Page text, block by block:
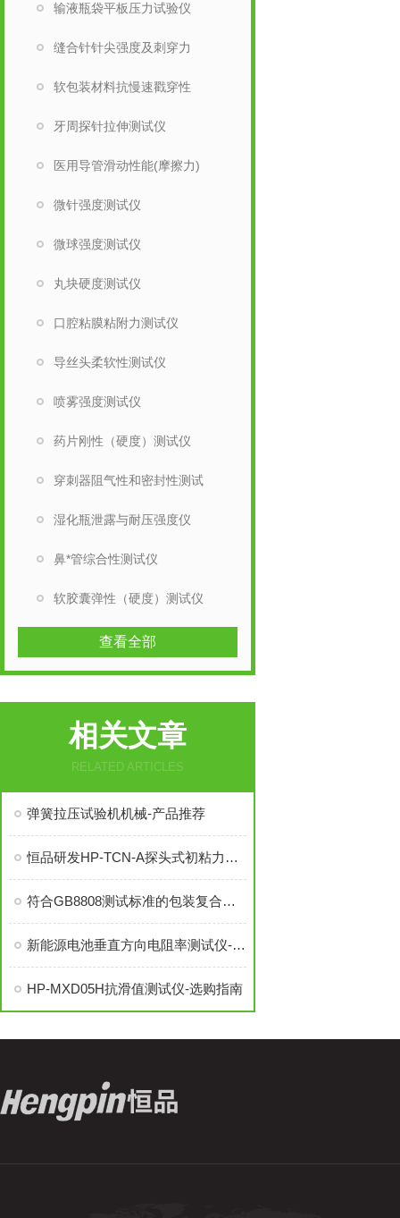
输液瓶袋平板压力试验仪
缝合针针尖强度及刺穿力
软包装材料抗慢速戳穿性
牙周探针拉伸测试仪
医用导管滑动性能(摩擦力)
微针强度测试仪
微球强度测试仪
丸块硬度测试仪
口腔粘膜粘附力测试仪
导丝头柔软性测试仪
喷雾强度测试仪
药片刚性（硬度）测试仪
穿刺器阻气性和密封性测试
湿化瓶泄露与耐压强度仪
鼻*管综合性测试仪
软胶囊弹性（硬度）测试仪
查看全部
相关文章
RELATED ARTICLES
弹簧拉压试验机机械-产品推荐
恒品研发HP-TCN-A探头式初粘力测试仪
符合GB8808测试标准的包装复合膜剥离强度试验机
新能源电池垂直方向电阻率测试仪-推荐
HP-MXD05H抗滑值测试仪-选购指南